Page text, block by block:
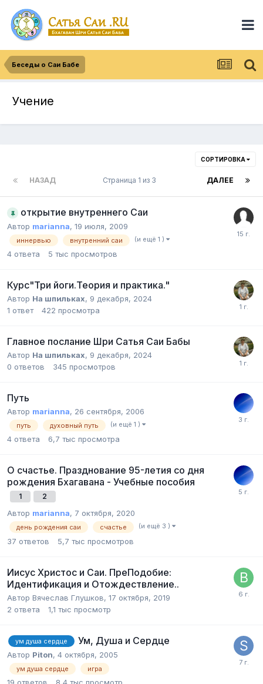
Беседы о Саи Бабе
Учение
СОРТИРОВКА
НАЗАД ДАЛЕЕ
Страница 1 из 3
открытие внутреннего Саи
Автор marianna, 19 июля, 2009
иннервью внутренний саи (и ещё 1 )
4 ответа 5 тыс просмотров
Курс"Три йоги.Теория и практика."
Автор На шпильках, 9 декабря, 2024
1 ответ 422 просмотра
Главное послание Шри Сатья Саи Бабы
Автор На шпильках, 9 декабря, 2024
0 ответов 345 просмотров
Путь
Автор marianna, 26 сентября, 2006
путь духовный путь (и ещё 1 )
4 ответа 6,7 тыс просмотра
О счастье. Празднование 95-летия со дня
рождения Бхагавана - Учебные пособия
1 2
Автор marianna, 7 октября, 2020
день рождения саи счастье (и ещё 3 )
37 ответов 5,7 тыс просмотров
Иисус Христос и Саи. ПреПодобие:
Идентификация и Отождествление..
Автор Вячеслав Глушков, 17 октября, 2019
2 ответа 1,1 тыс просмотр
ум душа сердце Ум, Душа и Сердце
Автор Piton, 4 октября, 2005
ум душа сердце игра